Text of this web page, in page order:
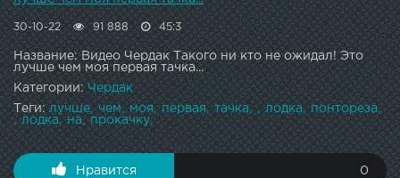
30-10-22 91 888 45:3
Название: Видео Чердак Такого ни кто не ожидал! Это
лучше чем моя первая тачка...
Категории:Чердак
Теги:лучше чем моя первая тачка лодка
понтореза
лодка
на прокачку
Нравится 0